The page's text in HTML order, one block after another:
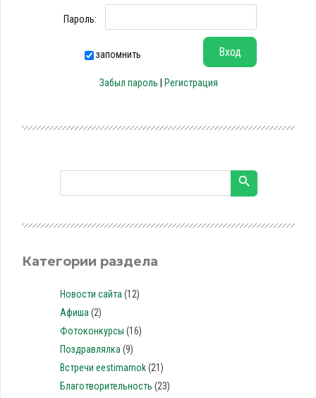
Пароль:
запомнить
Забыл пароль Регистрация
Категории раздела
Новости сайта (12)
Афиша (2)
Фотоконкурсы (16)
Поздравлялка (9)
Встречи eestimamok (21)
Благотворительность (23)